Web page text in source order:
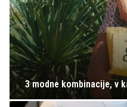
3 modne kombinacije, v